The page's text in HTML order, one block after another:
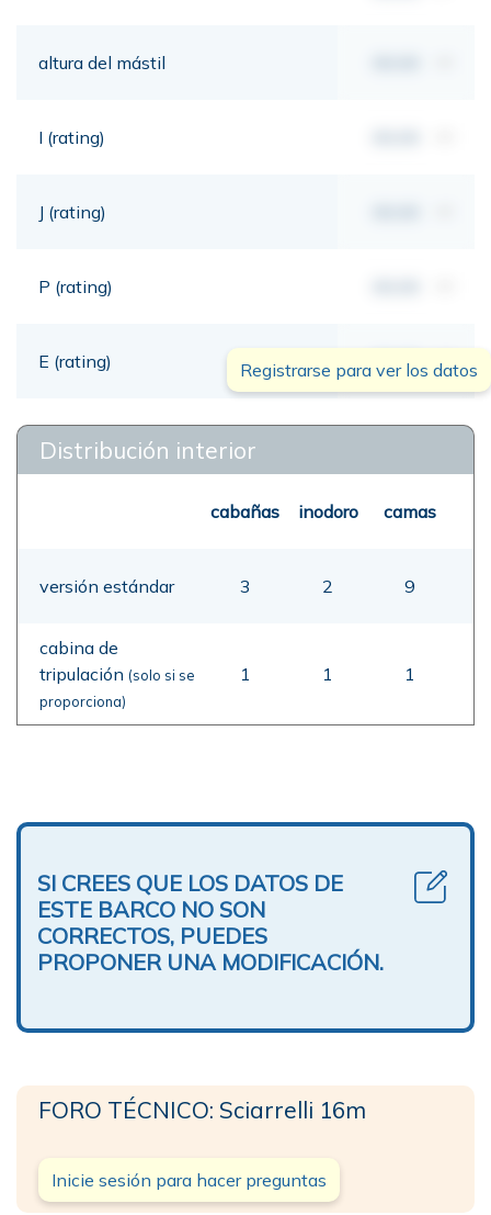
altura del mástil
I (rating)
J (rating)
P (rating)
E (rating) 00,00 mt
Registrarse para ver los datos
Distribución interior
cabañas inodoro camas
versión estándar 3 2 9
cabina de
tripulación (solo si se
proporciona)
1 1 1
SI CREES QUE LOS DATOS DE
ESTE BARCO NO SON
CORRECTOS, PUEDES
PROPONER UNA MODIFICACIÓN.
FORO TÉCNICO: Sciarrelli 16m
Inicie sesión para hacer preguntas